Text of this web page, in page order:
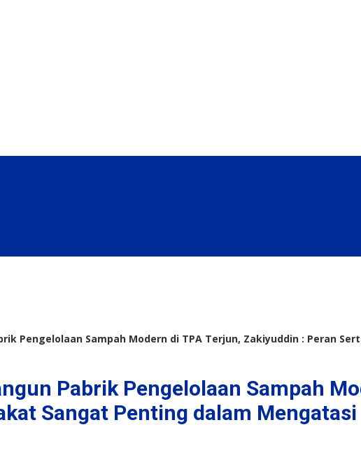
Pengelolaan Sampah Modern di TPA Terjun, Zakiyuddin : Peran
Pabrik Pengelolaan Sampah
Sangat Penting dalam